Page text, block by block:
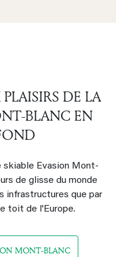
DE LA
BLANC EN
skiable Evasion Mont-
de glisse du monde
infrastructures que par
toit de l'Europe.
MONT-BLANC